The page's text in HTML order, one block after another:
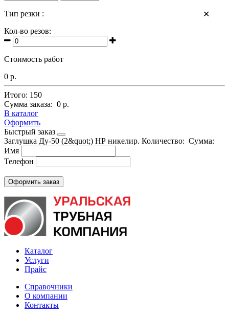
✕
Тип резки :
Кол-во резов:
Стоимость работ
0 р.
Итого: 150
Сумма заказа: 0 р.
В каталог
Оформить
Быстрый заказ
Заглушка Ду-50 (2&quot;) НР никелир. Количество: Сумма:
Имя
Телефон
Каталог
Услуги
Прайс
Справочники
О компании
Контакты